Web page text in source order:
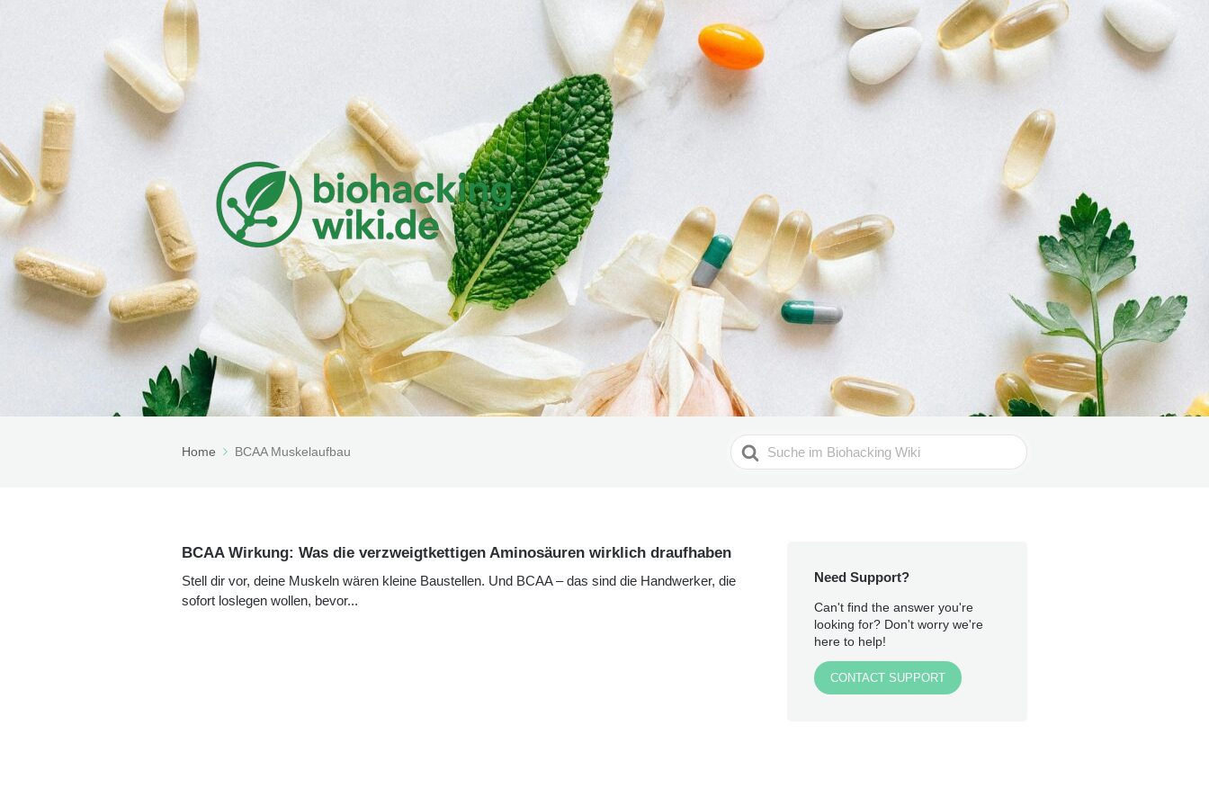
Home BCAA Muskelaufbau
Search
For
BCAA Wirkung: Was die verzweigtkettigen Aminosäuren wirklich draufhaben
Stell dir vor, deine Muskeln wären kleine Baustellen. Und BCAA – das sind die Handwerker, die
sofort loslegen wollen, bevor...
Need Support?
Can't find the answer you're
looking for? Don't worry we're
here to help!
CONTACT SUPPORT